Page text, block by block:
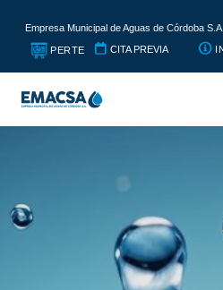
Empresa Municipal de Aguas de Córdoba S.A.
PERTE CITA PREVIA